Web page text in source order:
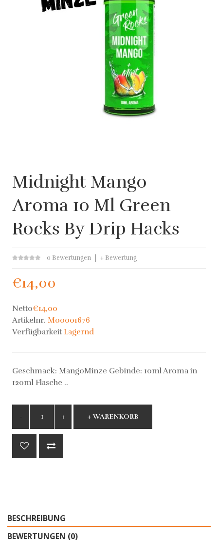
Midnight Mango
Aroma 10 Ml Green
Rocks By Drip Hacks
0 Bewertungen + Bewertung
€14,00
Netto€14,00
Artikelnr. M00001676
Verfügbarkeit Lagernd
Geschmack: MangoMinze Gebinde: 10ml Aroma in
120ml Flasche ..
+ WARENKORB
BESCHREIBUNG
BEWERTUNGEN (0)